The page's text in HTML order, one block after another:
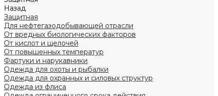
Назад
Защитная
Для нефтегазодобывающей отрасли
От вредных биологических факторов
От кислот и щелочей
От повышенных температур
Фартуки и нарукавники
Одежда для охоты и рыбалки
Одежда для охранных и силовых структур
Одежда из флиса